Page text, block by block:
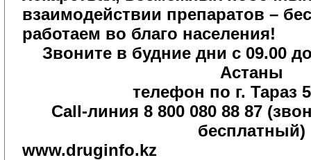
взаимодействии препаратов –
работаем во благо населения!
Звоните в будние дни с 09.00
Астаны
телефон по г. Тараз
Call-линия 8 800 080 88 87
бесплатный)
www.druginfo.kz